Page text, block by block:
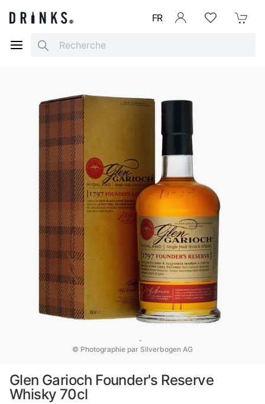
FR
Search
© Photographie par Silverbogen AG
Glen Garioch Founder's Reserve
Whisky 70cl